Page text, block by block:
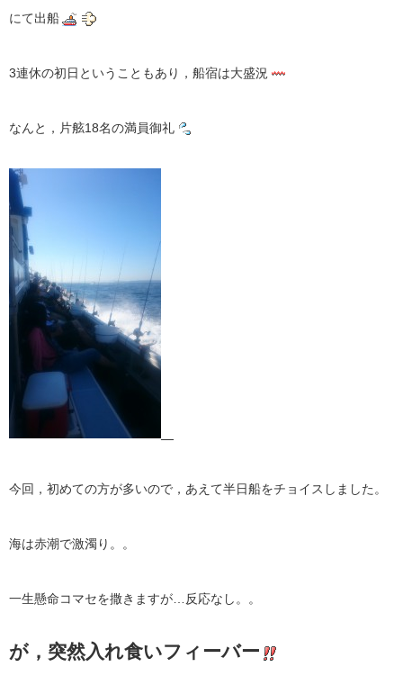
にて出船
3連休の初日ということもあり，船宿は大盛況
なんと，片舷18名の満員御礼
今回，初めての方が多いので，あえて半日船をチョイスしました。
海は赤潮で激濁り。。
一生懸命コマセを撒きますが…反応なし。。
が，突然入れ食いフィーバー